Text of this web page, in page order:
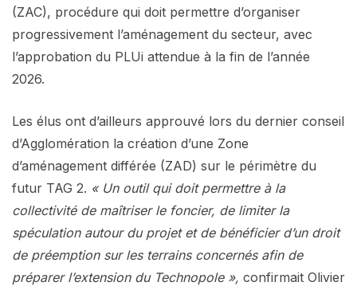
(ZAC), procédure qui doit permettre d’organiser
progressivement l’aménagement du secteur, avec
l’approbation du PLUi attendue à la fin de l’année
2026.
Les élus ont d’ailleurs approuvé lors du dernier conseil
d’Agglomération la création d’une Zone
d’aménagement différée (ZAD) sur le périmètre du
futur TAG 2. « Un outil qui doit permettre à la
collectivité de maîtriser le foncier, de limiter la
spéculation autour du projet et de bénéficier d’un droit
de préemption sur les terrains concernés afin de
préparer l’extension du Technopole », confirmait Olivier